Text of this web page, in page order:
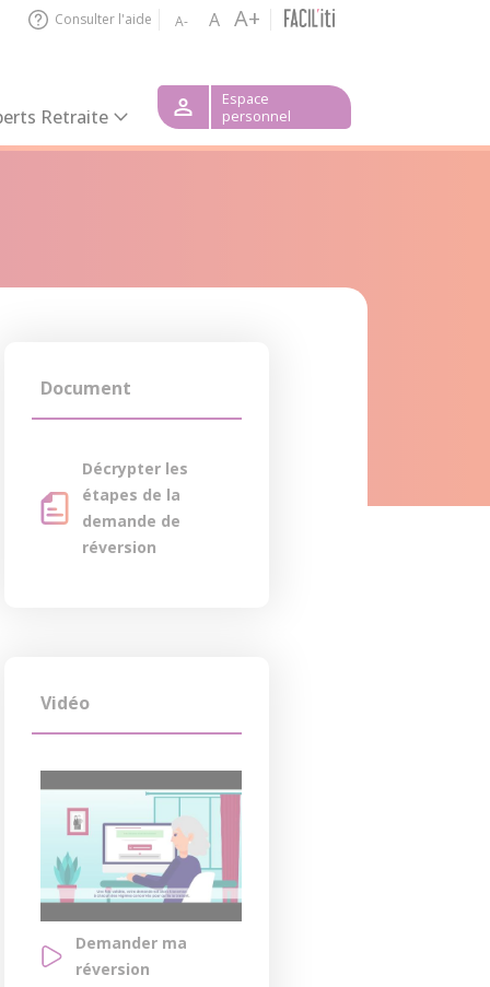
Consulter l'aide A- A A+
Retraite
Espace
personnel
Document
Décrypter les
étapes de la
demande de
réversion
Vidéo
Demander ma
réversion